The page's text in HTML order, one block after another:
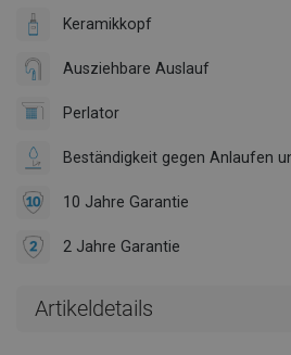
Keramikkopf
Ausziehbare Auslauf
Perlator
Beständigkeit gegen Anlaufen
10 Jahre Garantie
2 Jahre Garantie
Artikeldetails